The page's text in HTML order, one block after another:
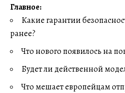
Главное:
Какие гарантии
ранее?
Что нового появилось на
Будет ли действенной
Что мешает европейцам